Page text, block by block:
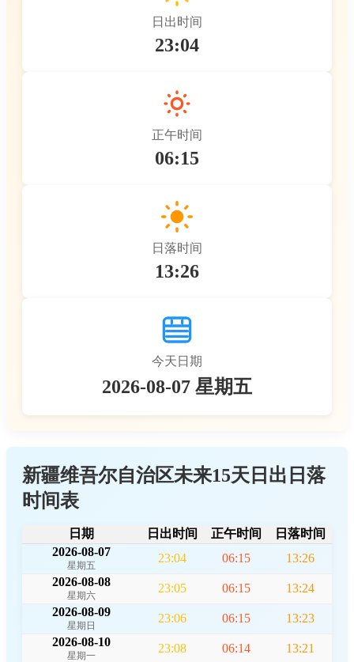
日出时间
23:04
正午时间
06:15
日落时间
13:26
今天日期
2026-08-07 星期五
新疆维吾尔自治区未来15天日出日落
时间表
日期 日出时间 正午时间
日落时间
2026-08-07
星期五
23:04 06:15
13:26
2026-08-08
星期六
23:05 06:15
13:24
2026-08-09
星期日
23:06 06:15
13:23
2026-08-10
星期一
23:08 06:14
13:21